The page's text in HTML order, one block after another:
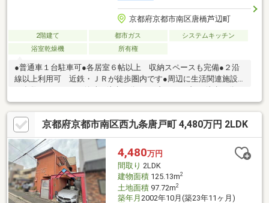
京都府京都市南区唐橋芦辺町
2階建て 都市ガス
システムキッチン
浴室乾燥機
所有権
●普通車１台駐車可●各居室６帖以上 収納スペースも完備●２沿
線以上利用可 近鉄・ＪＲが徒歩圏内です●周辺に生活関連施設
京都九条病院…徒歩８分 南区総合庁舎…９分
京都府京都市南区西九条唐戸町 4,480万円 2LDK
4,480万円
間取り 2LDK
建物面積125.13m2
土地面積97.72m2
築年月 2002年10月(築23年11ヶ月)